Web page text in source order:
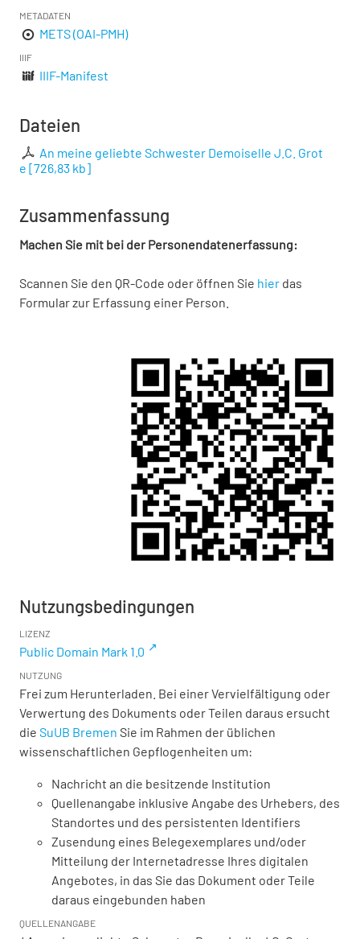
METADATEN
METS (OAI-PMH)
IIIF
IIIF-Manifest
Dateien
An meine geliebte Schwester Demoiselle J.C. Grot
e [726,83 kb]
Zusammenfassung
Machen Sie mit bei der Personendatenerfassung:
Scannen Sie den QR-Code oder öffnen Sie hier das
Formular zur Erfassung einer Person.
Nutzungsbedingungen
LIZENZ
Public Domain Mark 1.0
NUTZUNG
Frei zum Herunterladen. Bei einer Vervielfältigung oder
Verwertung des Dokuments oder Teilen daraus ersucht
die SuUB Bremen Sie im Rahmen der üblichen
wissenschaftlichen Gepflogenheiten um:
Nachricht an die besitzende Institution
Quellenangabe inklusive Angabe des Urhebers, des
Standortes und des persistenten Identifiers
Zusendung eines Belegexemplares und/oder
Mitteilung der Internetadresse Ihres digitalen
Angebotes, in das Sie das Dokument oder Teile
daraus eingebunden haben
QUELLENANGABE